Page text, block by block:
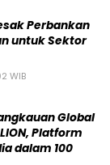
Perbankan
untuk Sektor
WIB
Global
Platform
dalam 100